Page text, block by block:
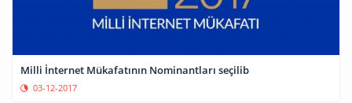
Milli İnternet Mükafatının Nominantları seçilib
03-12-2017